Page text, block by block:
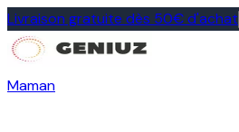
Livraison gratuite dès 50€ d'achat
Maman